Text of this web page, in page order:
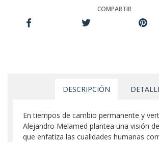
COMPARTIR
DESCRIPCIÓN
En tiempos de cambio permanente y
Alejandro Melamed plantea una visión
que enfatiza las cualidades humanas